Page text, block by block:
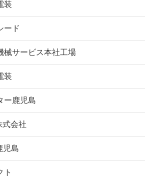
装
ード
械サービス本社工場
装
ー鹿児島
会社
島
ト